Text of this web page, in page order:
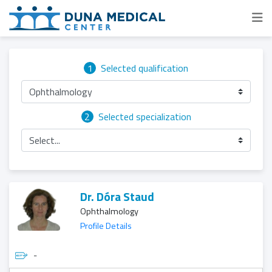
1 Selected qualification
Ophthalmology
2
Selected specialization
Select...
Dr. Dóra Staud
Ophthalmology
Profile Details
-